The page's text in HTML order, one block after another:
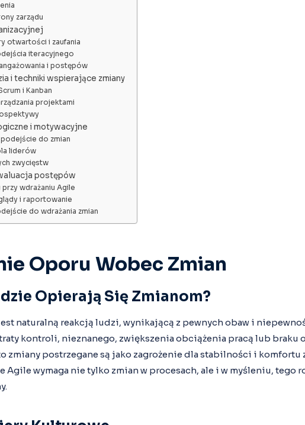
zarządu
otwartości i zaufania
iteracyjnego
i postępów
i techniki wspierające zmiany
i Kanban
projektami
i motywacyjne
do zmian
liderów
zwycięstw
postępów
wdrażaniu Agile
i raportowanie
do wdrażania zmian
Oporu Wobec Zmian
Opierają Się Zmianom?
naturalną reakcją ludzi, wynikającą z pewnych obaw i
kontroli, nieznanego, zwiększenia obciążenia pracą lub
zmiany postrzegane są jako zagrożenie dla stabilności i komfortu
Agile wymaga nie tylko zmian w procesach, ale i w myśleniu, tego